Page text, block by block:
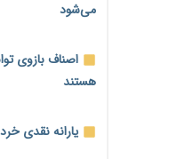
کاهش می‌یابد
میلیارد دلاری
اختیارات جدید
می‌شود
اصناف بازوی
هستند
یارانه نقدی خرداد ۱۴۰۵ دهک‌های چهارم تا